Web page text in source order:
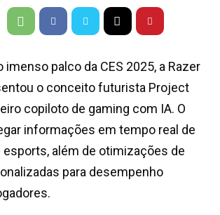
imenso palco da CES 2025, a Razer
o conceito futurista Project
copiloto de gaming com IA. O
informações em tempo real de
além de otimizações de
para desempenho